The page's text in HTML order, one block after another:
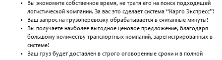
Вы экономите собственное время, не тратя его на поиск подходящей
логистической компании. За вас это сделает система “Карго Экспресс”!
Ваш запрос на грузоперевозку обрабатывается в считанные минуты!
Вы получаете наиболее выгодное ценовое предложение, благодаря
большому количеству транспортных компаний, зарегистрированных в
системе!
Ваш груз будет доставлен в строго оговоренные сроки и в полной